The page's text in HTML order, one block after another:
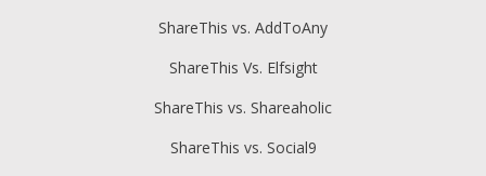
ShareThis vs. AddToAny
ShareThis Vs. Elfsight
ShareThis vs. Shareaholic
ShareThis vs. Social9